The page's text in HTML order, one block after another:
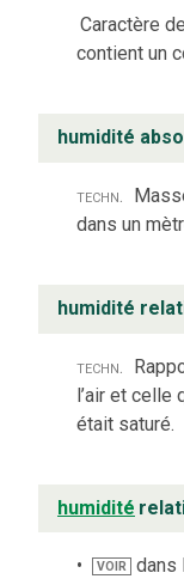
Caractère
contient un
humidité
techn.
dans un
humidité
techn.
l’air et celle
était saturé.
humidité
VOIR dans